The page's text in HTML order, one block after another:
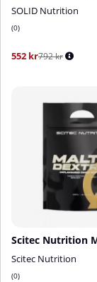
SOLID Nutrition
0
552 kr792 kr
Scitec Nutrition
0